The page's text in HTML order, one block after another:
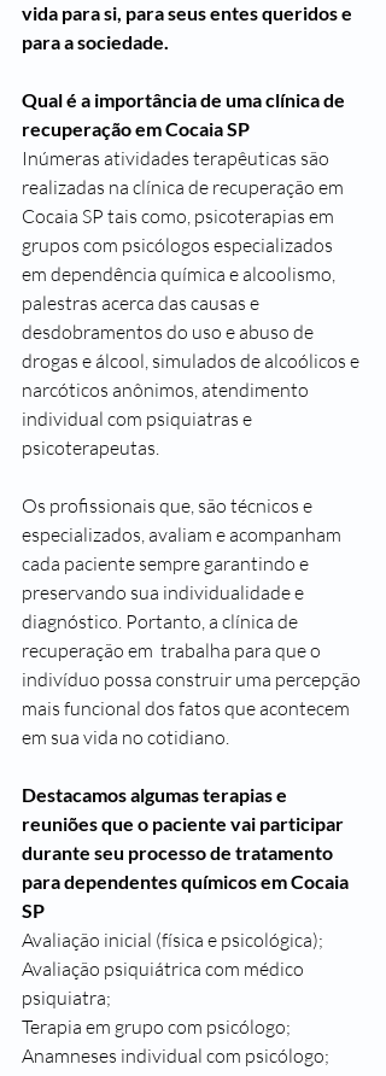
vida para si, para seus entes queridos e
para a sociedade.
Qual é a importância de uma clínica de
recuperação em Cocaia SP
Inúmeras atividades terapêuticas são
realizadas na clínica de recuperação em
Cocaia SP tais como, psicoterapias em
grupos com psicólogos especializados
em dependência química e alcoolismo,
palestras acerca das causas e
desdobramentos do uso e abuso de
drogas e álcool, simulados de alcoólicos e
narcóticos anônimos, atendimento
individual com psiquiatras e
psicoterapeutas.
Os profissionais que, são técnicos e
especializados, avaliam e acompanham
cada paciente sempre garantindo e
preservando sua individualidade e
diagnóstico. Portanto, a clínica de
recuperação em  trabalha para que o
indivíduo possa construir uma percepção
mais funcional dos fatos que acontecem
em sua vida no cotidiano.
Destacamos algumas terapias e
reuniões que o paciente vai participar
durante seu processo de tratamento
para dependentes químicos em Cocaia
SP
Avaliação inicial (física e psicológica);
Avaliação psiquiátrica com médico
psiquiatra;
Terapia em grupo com psicólogo;
Anamneses individual com psicólogo;